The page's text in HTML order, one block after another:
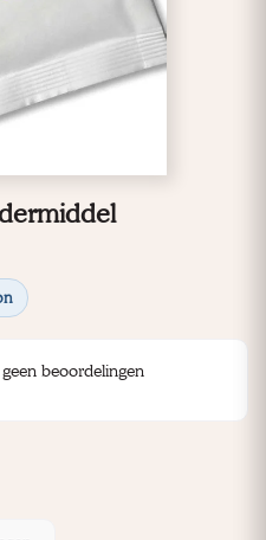
beoordelingen